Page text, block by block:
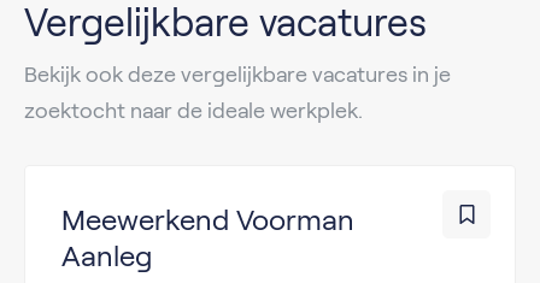
Vergelijkbare vacatures
Bekijk ook deze vergelijkbare vacatures in je
zoektocht naar de ideale werkplek.
Meewerkend Voorman
Aanleg